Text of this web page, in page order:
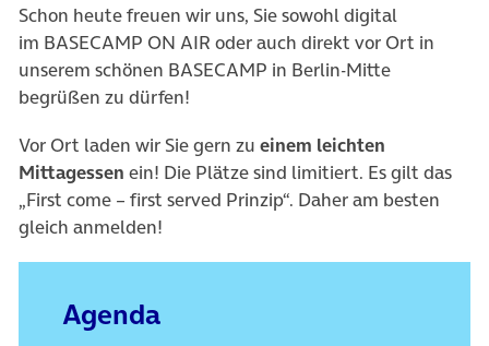
Schon heute freuen wir uns, Sie sowohl digital
im BASECAMP ON AIR oder auch direkt vor Ort in
unserem schönen BASECAMP in Berlin-Mitte
begrüßen zu dürfen!
Vor Ort laden wir Sie gern zu einem leichten
Mittagessen ein! Die Plätze sind limitiert. Es gilt das
„First come – first served Prinzip“. Daher am besten
gleich anmelden!
Agenda